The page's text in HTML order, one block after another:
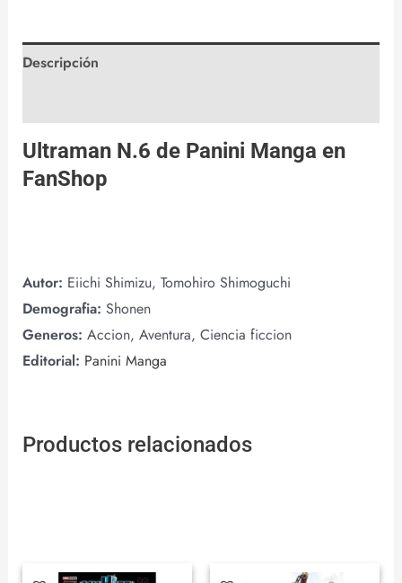
Descripción
Ultraman N.6 de Panini Manga en
FanShop
Autor: Eiichi Shimizu, Tomohiro Shimoguchi
Demografia: Shonen
Generos: Accion, Aventura, Ciencia ficcion
Editorial: Panini Manga
Productos relacionados